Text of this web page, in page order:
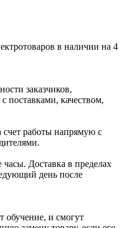
в наличии на 4
заказчиков,
поставками, качеством,
работы напрямую с
Доставка в пределах
день после
обучение, и смогут